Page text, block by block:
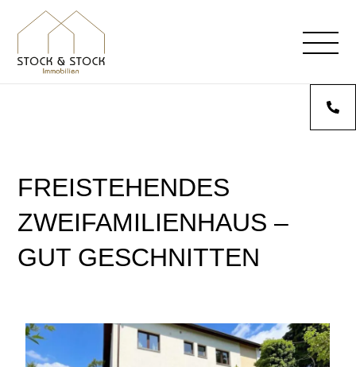
FREISTEHENDES
ZWEIFAMILIENHAUS –
GUT GESCHNITTEN